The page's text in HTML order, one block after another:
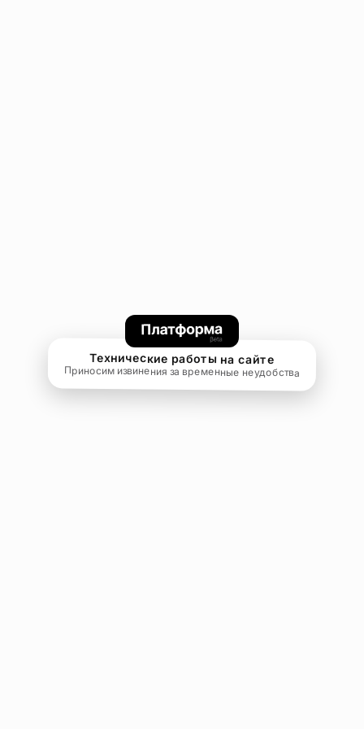
Технические работы на сайте
Приносим извинения за временные неудобства